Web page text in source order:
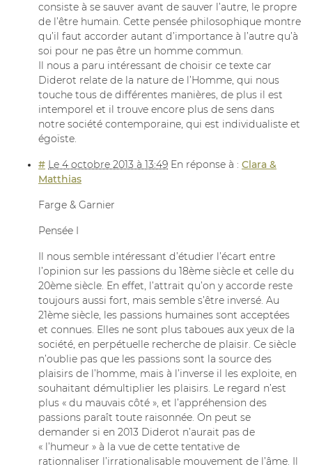
consiste à se sauver avant de sauver l’autre, le propre
de l’être humain. Cette pensée philosophique montre
qu’il faut accorder autant d’importance à l’autre qu’à
soi pour ne pas être un homme commun.
Il nous a paru intéressant de choisir ce texte car
Diderot relate de la nature de l’Homme, qui nous
touche tous de différentes manières, de plus il est
intemporel et il trouve encore plus de sens dans
notre société contemporaine, qui est individualiste et
égoïste.
# Le 4 octobre 2013 à 13:49 En réponse à : Clara &
Matthias
Farge & Garnier
Pensée I
Il nous semble intéressant d’étudier l’écart entre
l’opinion sur les passions du 18ème siècle et celle du
20ème siècle. En effet, l’attrait qu’on y accorde reste
toujours aussi fort, mais semble s’être inversé. Au
21ème siècle, les passions humaines sont acceptées
et connues. Elles ne sont plus taboues aux yeux de la
société, en perpétuelle recherche de plaisir. Ce siècle
n’oublie pas que les passions sont la source des
plaisirs de l’homme, mais à l’inverse il les exploite, en
souhaitant démultiplier les plaisirs. Le regard n’est
plus « du mauvais côté », et l’appréhension des
passions paraît toute raisonnée. On peut se
demander si en 2013 Diderot n’aurait pas de
« l’humeur » à la vue de cette tentative de
rationnaliser l’irrationalisable mouvement de l’âme. Il